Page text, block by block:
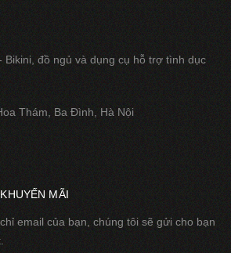
Bikini, đồ ngủ và dụng cụ hỗ trợ tình dục
Thám, Ba Đình, Hà Nội
MÃI
email của bạn, chúng tôi sẽ gửi cho bạn